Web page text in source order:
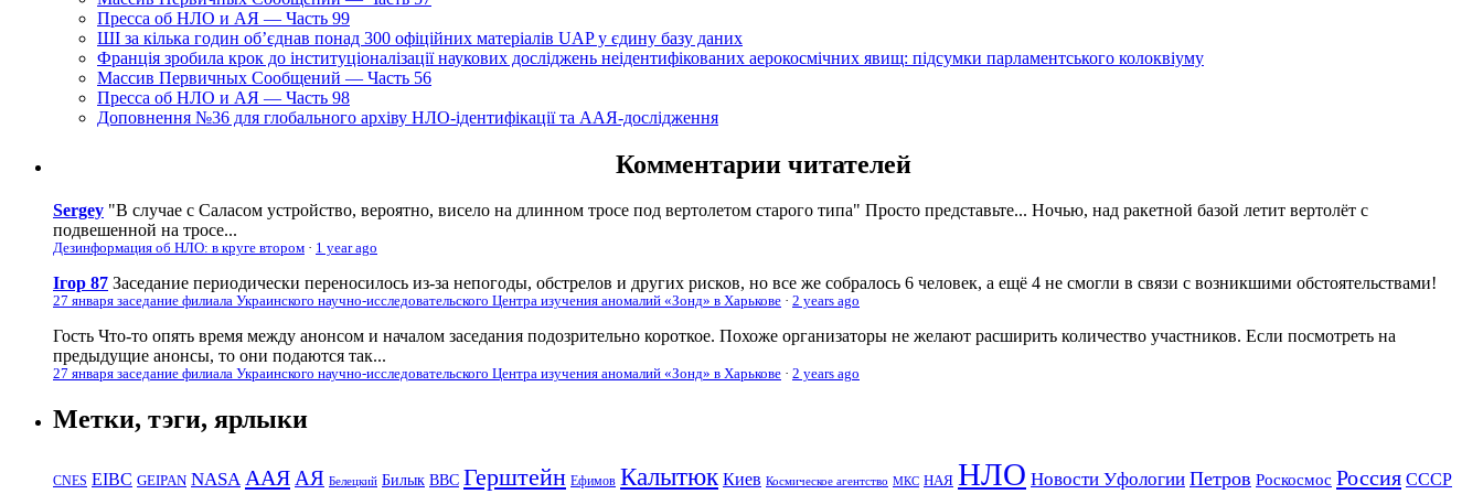
Пресса об НЛО и АЯ — Часть 99
ШІ за кілька годин об’єднав понад 300 офіційних матеріалів UAP у єдину базу даних
Франція зробила крок до інституціоналізації наукових досліджень неідентифікованих аерокосмічних явищ: підсумки парламентського колоквіуму
Массив Первичных Сообщений — Часть 56
Пресса об НЛО и АЯ — Часть 98
Доповнення №36 для глобального архіву НЛО-ідентифікації та ААЯ-дослідження
Комментарии читателей
Sergey "В случае с Саласом устройство, вероятно, висело на длинном тросе под вертолетом старого типа" Просто представьте... Ночью, над ракетной базой летит вертолёт с
подвешенной на тросе...
Дезинформация об НЛО: в круге втором · 1 year ago
Ігор 87 Заседание периодически переносилось из-за непогоды, обстрелов и других рисков, но все же собралось 6 человек, а ещё 4 не смогли в связи с возникшими обстоятельствами!
27 января заседание филиала Украинского научно-исследовательского Центра изучения аномалий «Зонд» в Харькове · 2 years ago
Гость Что-то опять время между анонсом и началом заседания подозрительно короткое. Похоже организаторы не желают расширить количество участников. Если посмотреть на
предыдущие анонсы, то они подаются так...
27 января заседание филиала Украинского научно-исследовательского Центра изучения аномалий «Зонд» в Харькове · 2 years ago
Метки, тэги, ярлыки
CNES EIBC GEIPAN NASA ААЯАЯ Белецкий Билык ВВС Герштейн Ефимов Калытюк Киев Космическое агентство МКС НАЯ НЛО Новости Уфологии Петров Роскосмос Россия СССР